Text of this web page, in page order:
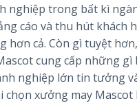
nghiệp trong bất kì
cáo và thu hút khách
hơn cả. Còn gì tuyệt
cung cấp những gì
nghiệp lớn tin tưởng
chọn xưởng may Mascot